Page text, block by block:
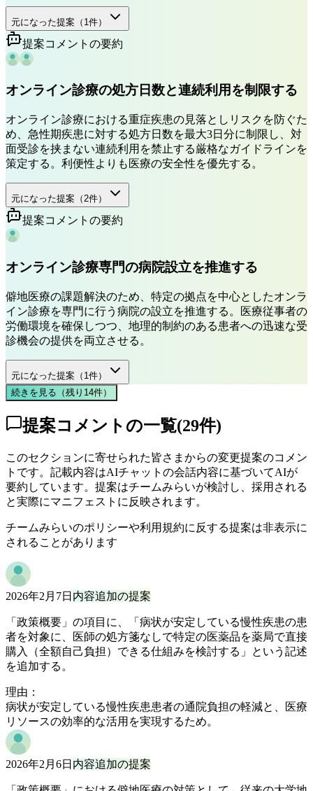
元になった提案（ 1件）
提案コメントの要約
オンライン診療の処方日数と連続利用を制限する
オンライン診療における重症疾患の見落としリスクを防ぐた
め、急性期疾患に対する処方日数を最大3日分に制限し、対
面受診を挟まない連続利用を禁止する厳格なガイドラインを
策定する。利便性よりも医療の安全性を優先する。
元になった提案（2件）
提案コメントの要約
オンライン診療専門の病院設立を推進する
僻地医療の課題解決のため、特定の拠点を中心としたオンラ
イン診療を専門に行う病院の設立を推進する。医療従事者の
労働環境を確保しつつ、地理的制約のある患者への迅速な受
診機会の提供を両立させる。
元になった提案（ 1件）
続きを見る（残り 14件）
提案コメントの一覧(29件)
このセクションに寄せられた皆さまからの変更提案のコメン
トです。記載内容はAIチャットの会話内容に基づいてAIが
要約しています。提案はチームみらいが検討し、採用される
と実際にマニフェストに反映されます。
チームみらいのポリシーや利用規約に反する提案は非表示に
されることがあります
2026年2月7日 内容追加の提案
「政策概要」の項目に、「病状が安定している慢性疾患の患
者を対象に、医師の処方箋なしで特定の医薬品を薬局で直接
購入（全額自己負担）できる仕組みを検討する」という記述
を追加する。
理由：
病状が安定している慢性疾患患者の通院負担の軽減と、医療
リソースの効率的な活用を実現するため。
2026年2月6日 内容追加の提案